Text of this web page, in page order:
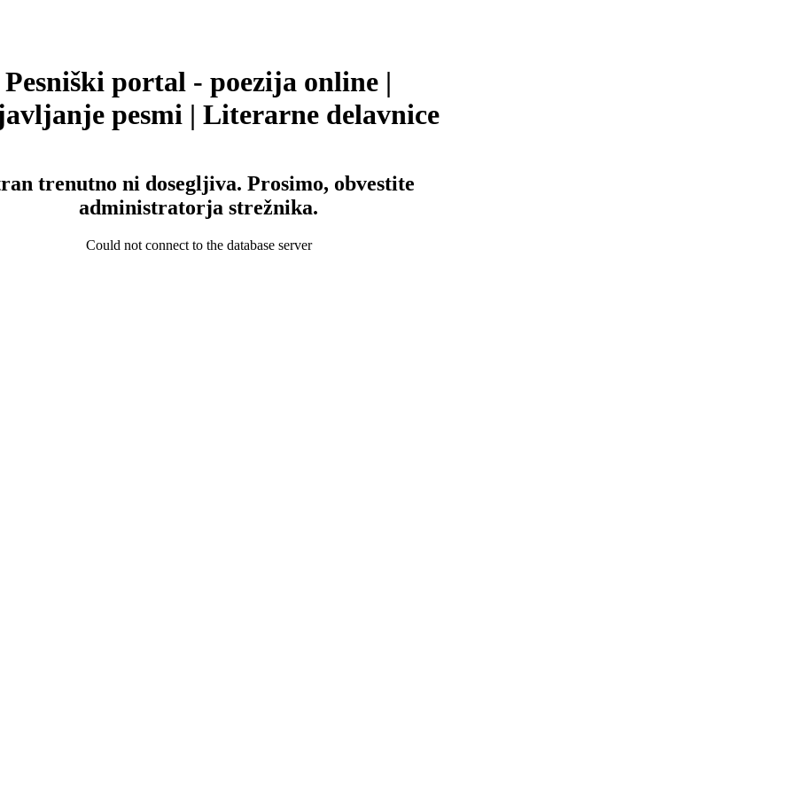
Pesniški portal - poezija online |
pesmi | Literarne delavnice
trenutno ni dosegljiva. Prosimo, obvestite
administratorja strežnika.
Could not connect to the database server